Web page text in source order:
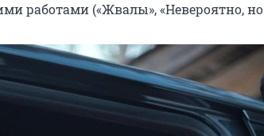
работами («Жвалы», «Невероятно, но